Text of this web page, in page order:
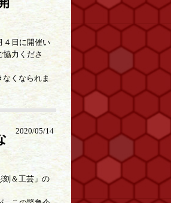
４日に開催い
協力くださ
くなられま
2020/05/14
＆工芸」の